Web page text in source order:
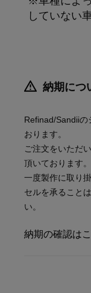
していない
納期につ
Refinad/Sandiiの
おります。
ご注文をいただ
頂いております。
一度製作に取り
セルを承ること
い。
納期の確認は